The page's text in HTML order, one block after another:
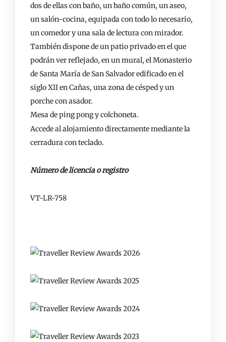
dos de ellas con baño, un baño común, un aseo,
un salón-cocina, equipada con todo lo necesario,
un comedor y una sala de lectura con mirador.
También dispone de un patio privado en el que
podrán ver reflejado, en un mural, el Monasterio
de Santa María de San Salvador edificado en el
siglo XII en Cañas, una zona de césped y un
porche con asador.
Mesa de ping pong y colchoneta.
Accede al alojamiento directamente mediante la
cerradura con teclado.
Número de licencia o registro
VT-LR-758